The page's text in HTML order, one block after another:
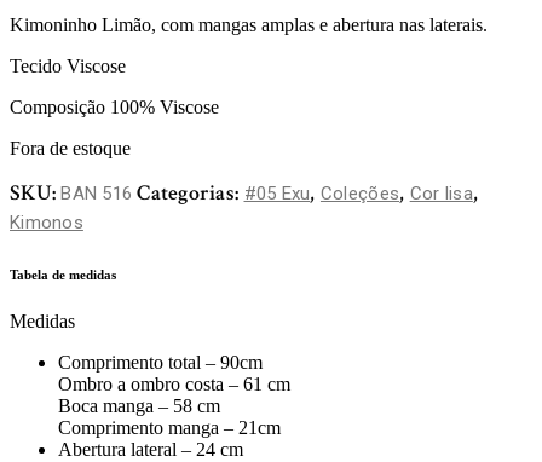
Kimoninho Limão, com mangas amplas e abertura nas laterais.
Tecido Viscose
Composição 100% Viscose
Fora de estoque
SKU:BAN 516 Categorias: #05 Exu, Coleções, Cor lisa,
Kimonos
Tabela de medidas
Medidas
Comprimento total – 90cm
Ombro a ombro costa – 61 cm
Boca manga – 58 cm
Comprimento manga – 21cm
Abertura lateral – 24 cm